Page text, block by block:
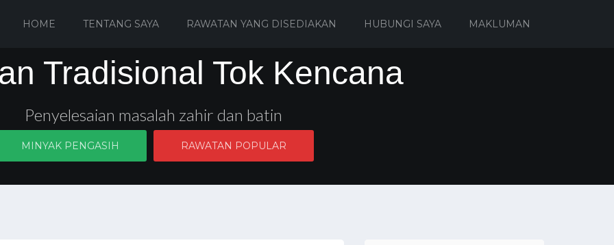
HOME TENTANG SAYA RAWATAN YANG DISEDIAKAN HUBUNGI SAYA MAKLUMAN
Tradisional Tok Kencana
Penyelesaian masalah zahir dan batin
MINYAK PENGASIH RAWATAN POPULAR